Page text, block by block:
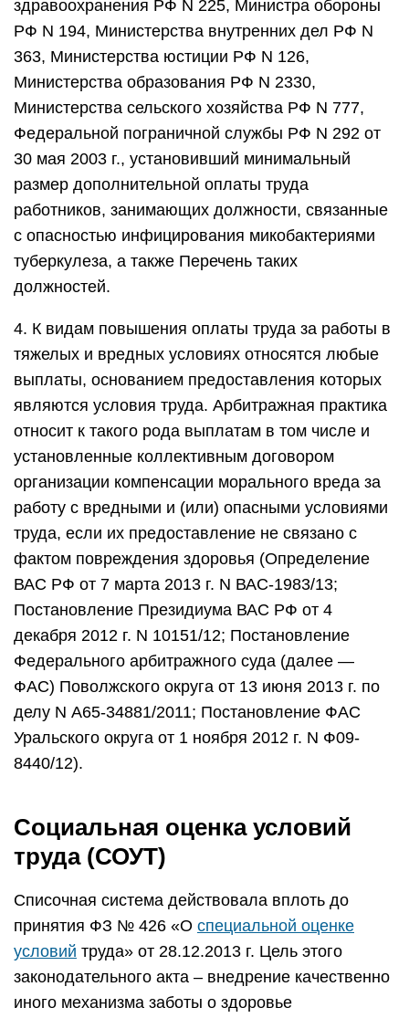
здравоохранения РФ N 225, Министра обороны
РФ N 194, Министерства внутренних дел РФ N
363, Министерства юстиции РФ N 126,
Министерства образования РФ N 2330,
Министерства сельского хозяйства РФ N 777,
Федеральной пограничной службы РФ N 292 от
30 мая 2003 г., установивший минимальный
размер дополнительной оплаты труда
работников, занимающих должности, связанные
с опасностью инфицирования микобактериями
туберкулеза, а также Перечень таких
должностей.
4. К видам повышения оплаты труда за работы в
тяжелых и вредных условиях относятся любые
выплаты, основанием предоставления которых
являются условия труда. Арбитражная практика
относит к такого рода выплатам в том числе и
установленные коллективным договором
организации компенсации морального вреда за
работу с вредными и (или) опасными условиями
труда, если их предоставление не связано с
фактом повреждения здоровья (Определение
ВАС РФ от 7 марта 2013 г. N ВАС-1983/13;
Постановление Президиума ВАС РФ от 4
декабря 2012 г. N 10151/12; Постановление
Федерального арбитражного суда (далее —
ФАС) Поволжского округа от 13 июня 2013 г. по
делу N А65-34881/2011; Постановление ФАС
Уральского округа от 1 ноября 2012 г. N Ф09-
8440/12).
Социальная оценка условий
труда (СОУТ)
Списочная система действовала вплоть до
принятия ФЗ № 426 «О специальной оценке
условий труда» от 28.12.2013 г. Цель этого
законодательного акта – внедрение качественно
иного механизма заботы о здоровье